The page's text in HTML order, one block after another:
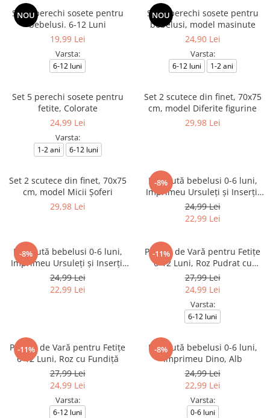
NOU
Set 4 perechi sosete pentru
bebelusi. 6-12 Luni
19,99 Lei
Varsta:
6-12 luni
NOU
Set 5 perechi sosete pentru
bebelusi, model masinute
24,90 Lei
Varsta:
6-12 luni 1-2 ani
Set 5 perechi sosete pentru
fetite, Colorate
24,99 Lei
Varsta:
1-2 ani 6-12 luni
Set 2 scutece din finet, 70x75
cm, model Diferite figurine
29,98 Lei
Set 2 scutece din finet, 70x75
cm, model Micii Șoferi
29,98 Lei
-8%
Palariută bebelusi 0-6 luni,
Imprimeu Ursuleți și Inserții
Tip Plasă, Alb
24,99 Lei
22,99 Lei
-8%
Palariută bebelusi 0-6 luni,
Imprimeu Ursuleți și Inserții
Tip Plasă, Albastră
24,99 Lei
22,99 Lei
-11%
Pălărie de Vară pentru Fetițe
6-12 Luni, Roz Pudrat cu
Fundiță
27,99 Lei
24,99 Lei
Varsta:
6-12 luni
-11%
Pălărie de Vară pentru Fetițe
6-12 Luni, Roz cu Fundiță
27,99 Lei
24,99 Lei
Varsta:
6-12 luni
-8%
Palariută bebelusi 0-6 luni,
Imprimeu Dino, Alb
24,99 Lei
22,99 Lei
Varsta:
0-6 luni